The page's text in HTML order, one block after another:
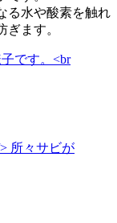
る水や酸素を触れ
ます。